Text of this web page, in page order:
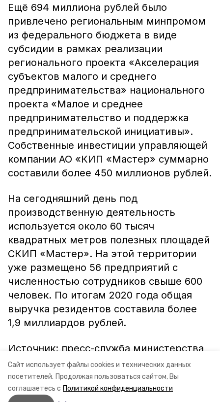
Сайт использует файлы cookies и технических данных
посетителей. Продолжая пользоваться сайтом, Вы
соглашаетесь с Политикой конфиденциальности
Ещё 694 миллиона рублей было
привлечено региональным минпромом
из федерального бюджета в виде
субсидии в рамках реализации
регионального проекта «Акселерация
субъектов малого и среднего
предпринимательства» национального
проекта «Малое и среднее
предпринимательство и поддержка
предпринимательской инициативы».
Собственные инвестиции управляющей
компании АО «КИП «Мастер» суммарно
составили более 450 миллионов рублей.
На сегодняшний день под
производственную деятельность
используется около 60 тысяч
квадратных метров полезных площадей
СКИП «Мастер». На этой территории
уже размещено 56 предприятий с
численностью сотрудников свыше 600
человек. По итогам 2020 года общая
выручка резидентов составила более
1,9 миллиардов рублей.
Источник: пресс-служба министерства
энергетики, промышленности и связи
Ставропольского края